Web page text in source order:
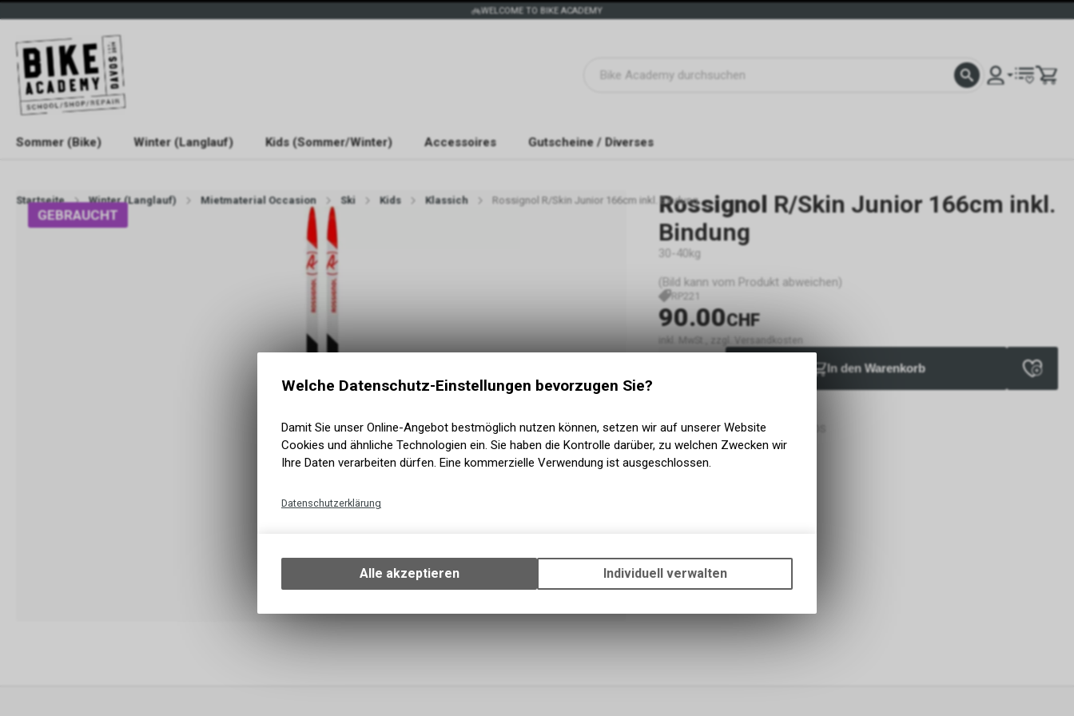
WELCOME TO BIKE ACADEMY
Sommer (Bike) Winter (Langlauf) Kids (Sommer/Winter) Accessoires Gutscheine / Diverses
Startseite Winter (Langlauf) Mietmaterial Occasion Ski Kids Klassich Rossignol R/Skin Junior 166cm inkl. Bindung
GEBRAUCHT Rossignol R/Skin Junior 166cm inkl.
Bindung
30-40kg
(Bild kann vom Produkt abweichen)
RP221
90.00CHF
inkl. MwSt., zzgl. Versandkosten
In den Warenkorb
Abholung BIKE ACADEMY DAVOS
Welche Datenschutz-Einstellungen bevorzugen Sie?
Damit Sie unser Online-Angebot bestmöglich nutzen können, setzen wir auf unserer Website
Cookies und ähnliche Technologien ein. Sie haben die Kontrolle darüber, zu welchen Zwecken wir
Ihre Daten verarbeiten dürfen. Eine kommerzielle Verwendung ist ausgeschlossen.
Datenschutzerklärung
Ihrem Gerät, um die grundlegenden Funktionen unseres Online-Angebots, wie die
Verwendung des Warenkorbs, zu ermöglichen. Bitte beachten Sie, dass die
zulassen.
Alle akzeptieren Individuell verwalten